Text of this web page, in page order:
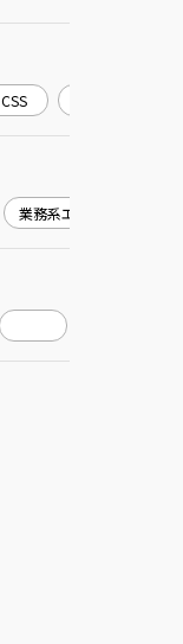
CSS
業務系エンジニア